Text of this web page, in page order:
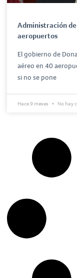
Administración
aeropuertos
El gobierno de
aéreo en 40
si no se pone
Hace 9 meses No hay